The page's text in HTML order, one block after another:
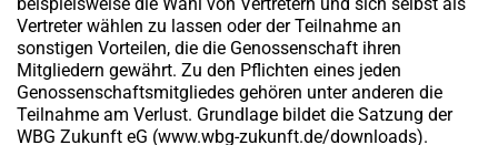
Vertreter wählen zu lassen oder der Teilnahme an
sonstigen Vorteilen, die die Genossenschaft ihren
Mitgliedern gewährt. Zu den Pflichten eines jeden
Genossenschaftsmitgliedes gehören unter anderen die
Teilnahme am Verlust. Grundlage bildet die Satzung der
WBG Zukunft eG (www.wbg-zukunft.de/downloads).